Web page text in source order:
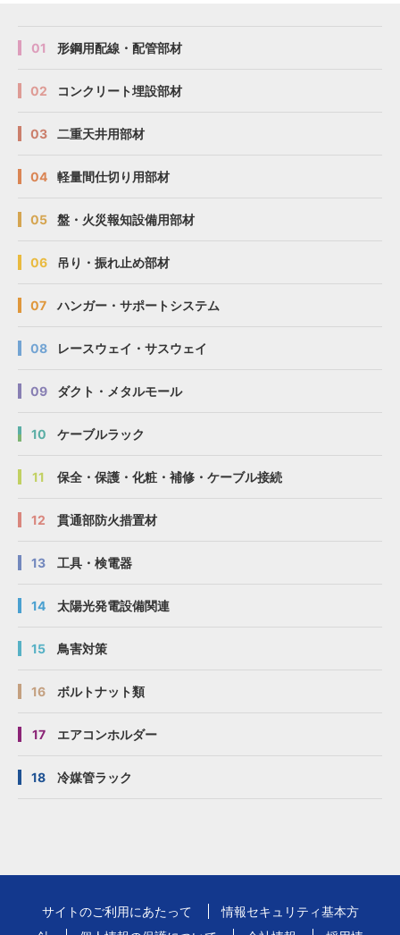
01 形鋼用配線・配管部材
02 コンクリート埋設部材
03 二重天井用部材
04 軽量間仕切り用部材
05 盤・火災報知設備用部材
06 吊り・振れ止め部材
07 ハンガー・サポートシステム
08 レースウェイ・サスウェイ
09 ダクト・メタルモール
10 ケーブルラック
11 保全・保護・化粧・補修・ケーブル接続
12 貫通部防火措置材
13 工具・検電器
14 太陽光発電設備関連
15 鳥害対策
16 ボルトナット類
17 エアコンホルダー
18 冷媒管ラック
サイトのご利用にあたって
情報セキュリティ基本方